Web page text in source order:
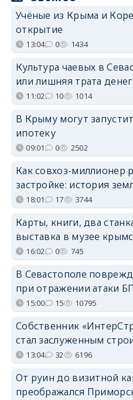
Учёные из Крыма и
открытие
13:04 0 1434
Культура чаевых в
или лишняя трата
11:02 10 1014
В Крыму могут
ипотеку
09:01 0 2502
Как совхоз-миллионер
застройке: история
18:01 17 3744
Карты, книги, два
выставка в музее
16:02 0 745
В Севастополе
при отражении атаки
15:00 15 10795
Собственник
стал заслуженным
13:04 32 6196
От руин до визитной
преображался